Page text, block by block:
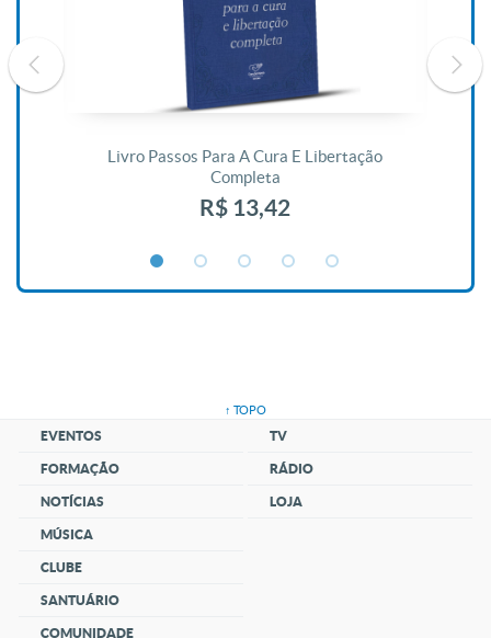
Livro Passos Para A Cura E Libertação
Completa
R$ 13,42
↑ TOPO
EVENTOS
FORMAÇÃO
NOTÍCIAS
MÚSICA
CLUBE
SANTUÁRIO
COMUNIDADE
TV
RÁDIO
LOJA